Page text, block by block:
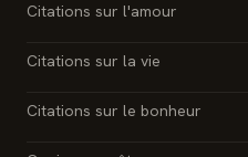
Citations sur l'amour
Citations sur la vie
Citations sur le bonheur